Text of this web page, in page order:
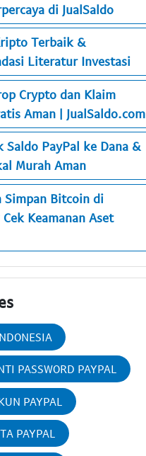
di JualSaldo
Terbaik &
Literatur Investasi
Crypto dan Klaim
Aman | JualSaldo.com
Saldo PayPal ke Dana &
Murah Aman
Simpan Bitcoin di
Keamanan Aset
PASSWORD PAYPAL
PAYPAL
PAYPAL